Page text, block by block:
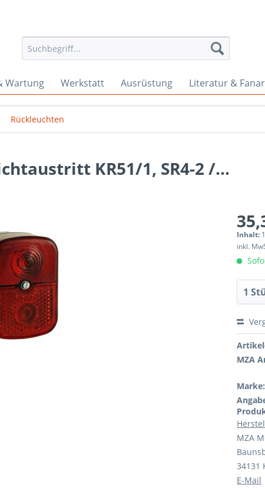
Wartung Werkstatt Ausrüstung Literatur &
Rückleuchten
KR51/1, SR4-2 /...
Inhalt:
inkl.
MZA
Marke:
MZA
34131
E-Mail